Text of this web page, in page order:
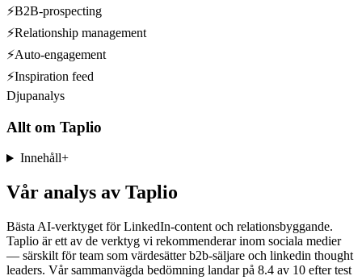
⚡B2B-prospecting
⚡Relationship management
⚡Auto-engagement
⚡Inspiration feed
Djupanalys
Allt om Taplio
Innehåll+
Vår analys av Taplio
Bästa AI-verktyget för LinkedIn-content och relationsbyggande.
Taplio är ett av de verktyg vi rekommenderar inom sociala medier
— särskilt för team som värdesätter b2b-säljare och linkedin thought
leaders. Vår sammanvägda bedömning landar på 8.4 av 10 efter test